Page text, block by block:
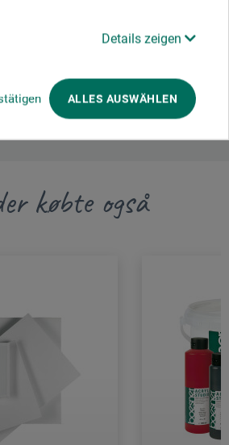
Details zeigen
ALLES AUSWÄHLEN
købte også